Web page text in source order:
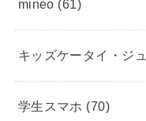
mineo (61)
キッズケータイ・ジ
学生スマホ (70)